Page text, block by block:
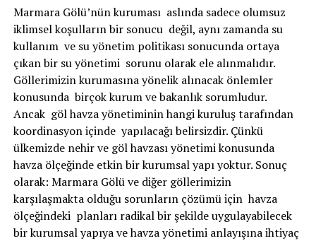
Marmara Gölü’nün kuruması aslında sadece olumsuz
iklimsel koşulların bir sonucu değil, aynı zamanda su
kullanım ve su yönetim politikası sonucunda ortaya
çıkan bir su yönetimi sorunu olarak ele alınmalıdır.
Göllerimizin kurumasına yönelik alınacak önlemler
konusunda birçok kurum ve bakanlık sorumludur.
Ancak göl havza yönetiminin hangi kuruluş tarafından
koordinasyon içinde yapılacağı belirsizdir. Çünkü
ülkemizde nehir ve göl havzası yönetimi konusunda
havza ölçeğinde etkin bir kurumsal yapı yoktur. Sonuç
olarak: Marmara Gölü ve diğer göllerimizin
karşılaşmakta olduğu sorunların çözümü için havza
ölçeğindeki planları radikal bir şekilde uygulayabilecek
bir kurumsal yapıya ve havza yönetimi anlayışına ihtiyaç